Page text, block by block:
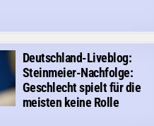
Deutschland-Liveblog:
Steinmeier-Nachfolge:
Geschlecht spielt für die
meisten keine Rolle